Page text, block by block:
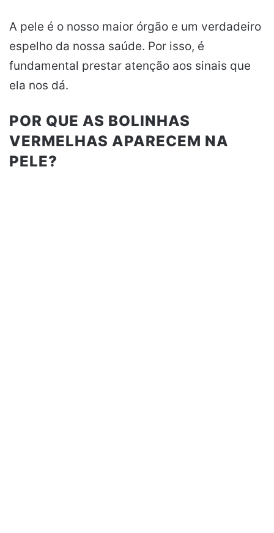
A pele é o nosso maior órgão e um verdadeiro
espelho da nossa saúde. Por isso, é
fundamental prestar atenção aos sinais que
ela nos dá.
POR QUE AS BOLINHAS
VERMELHAS APARECEM NA
PELE?